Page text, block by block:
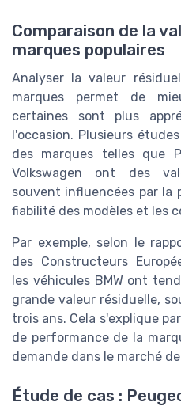
Comparaison de la
marques populaires
Analyser la valeur
marques permet de
certaines sont plus
l'occasion. Plusieurs
des marques telles que
Volkswagen ont des
souvent influencées par la
fiabilité des modèles et les
Par exemple, selon le
des Constructeurs
les véhicules BMW ont
grande valeur résiduelle,
trois ans. Cela s'explique
de performance de la
demande dans le marché
Étude de cas :